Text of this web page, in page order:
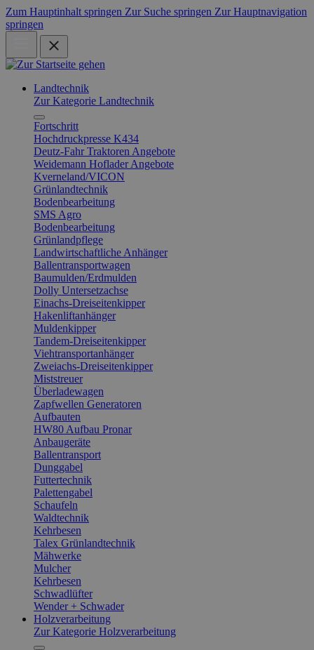
Zum Hauptinhalt springen Zur Suche springen Zur Hauptnavigation
springen
Landtechnik
Zur Kategorie Landtechnik
Fortschritt
Hochdruckpresse K434
Deutz-Fahr Traktoren Angebote
Weidemann Hoflader Angebote
Kverneland/VICON
Grünlandtechnik
Bodenbearbeitung
SMS Agro
Bodenbearbeitung
Grünlandpflege
Landwirtschaftliche Anhänger
Ballentransportwagen
Baumulden/Erdmulden
Dolly Untersetzachse
Einachs-Dreiseitenkipper
Hakenliftanhänger
Muldenkipper
Tandem-Dreiseitenkipper
Viehtransportanhänger
Zweiachs-Dreiseitenkipper
Miststreuer
Überladewagen
Zapfwellen Generatoren
Aufbauten
HW80 Aufbau Pronar
Anbaugeräte
Ballentransport
Dunggabel
Futtertechnik
Palettengabel
Schaufeln
Waldtechnik
Kehrbesen
Talex Grünlandtechnik
Mähwerke
Mulcher
Kehrbesen
Schwadlüfter
Wender + Schwader
Holzverarbeitung
Zur Kategorie Holzverarbeitung